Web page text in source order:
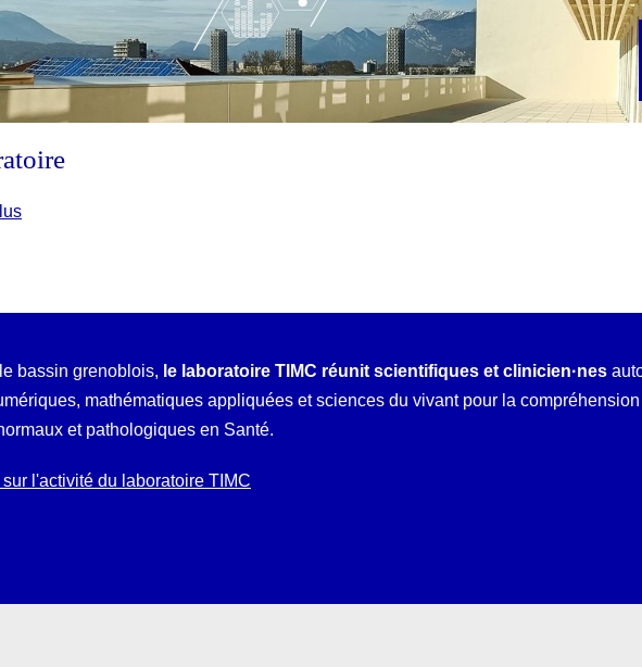
bassin grenoblois, le laboratoire TIMC réunit scientifiques et clinicien·nes
mathématiques appliquées et sciences du vivant pour la
et pathologiques en Santé.
sur l'activité du laboratoire TIMC